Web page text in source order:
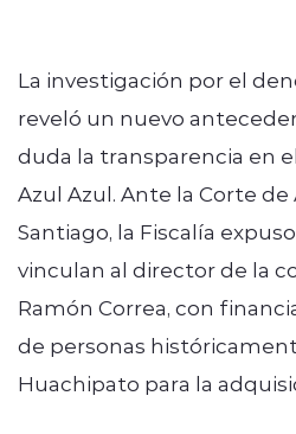
La investigación por el
reveló un nuevo
duda la transparencia en
Azul Azul. Ante la Corte
Santiago, la Fiscalía
vinculan al director de la
Ramón Correa, con
de personas
Huachipato para la